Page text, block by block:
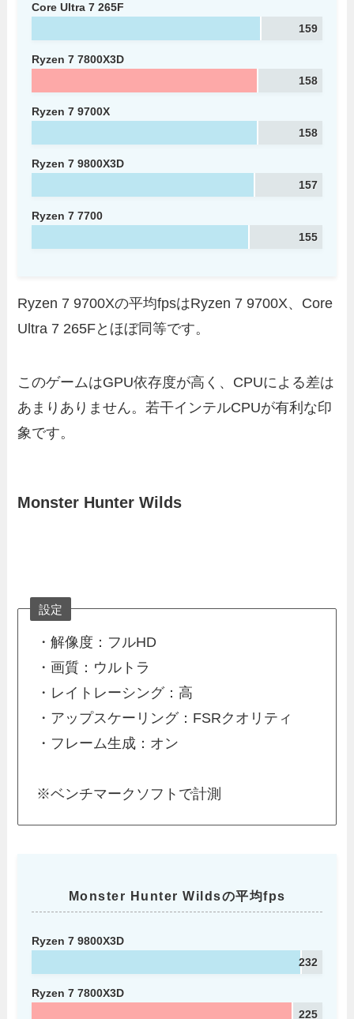
Core Ultra 7 265F
159
Ryzen 7 7800X3D
158
Ryzen 7 9700X
158
Ryzen 7 9800X3D
157
Ryzen 7 7700
155
Ryzen 7 9700Xの平均fpsはRyzen 7 9700X、Core
Ultra 7 265Fとほぼ同等です。
このゲームはGPU依存度が高く、CPUによる差は
あまりありません。若干インテルCPUが有利な印
象です。
Monster Hunter Wilds
設定
・解像度：フルHD
・画質：ウルトラ
・レイトレーシング：高
・アップスケーリング：FSRクオリティ
・フレーム生成：オン
※ベンチマークソフトで計測
Monster Hunter Wildsの平均fps
Ryzen 7 9800X3D
232
Ryzen 7 7800X3D
225